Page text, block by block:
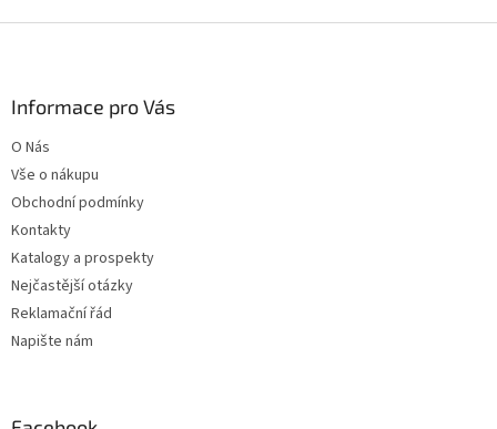
Informace pro Vás
O Nás
Vše o nákupu
Obchodní podmínky
Kontakty
Katalogy a prospekty
Nejčastější otázky
Reklamační řád
Napište nám